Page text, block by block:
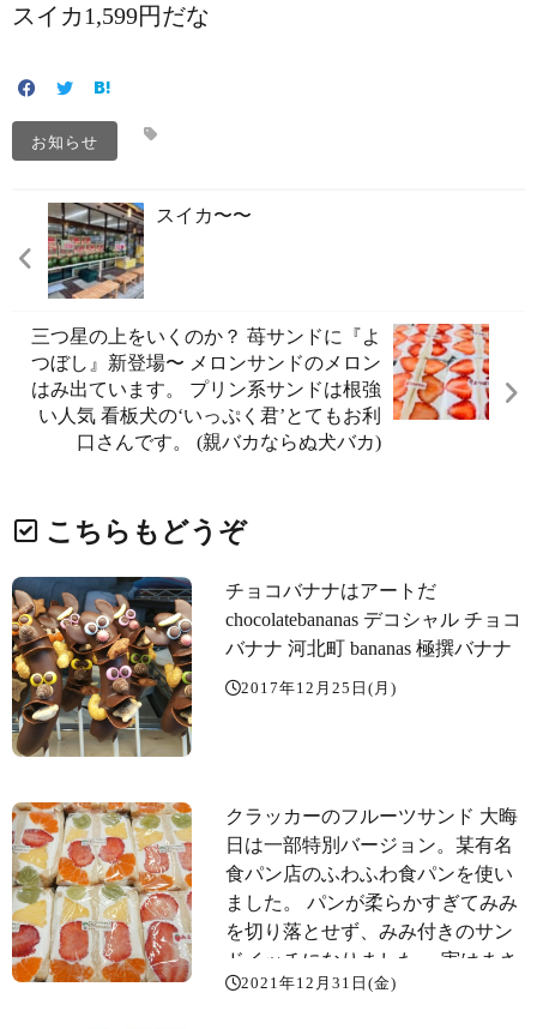
スイカ1,599円だな️
お知らせ
スイカ〜〜️
三つ星の上をいくのか？ 苺サンドに『よ
つぼし』新登場〜️ メロンサンドのメロン
はみ出ています。 プリン系サンドは根強
い人気️ 看板犬の‘いっぷく君’とてもお利
口さんです。 (親バカならぬ犬バカ)
こちらもどうぞ
チョコバナナはアートだ
chocolatebananas デコシャル チョコ
バナナ 河北町 bananas 極撰バナナ
2017年12月25日(月)
クラッカーのフルーツサンド 大晦
日は一部特別バージョン。某有名
食パン店のふわふわ食パンを使い
ました。 パンが柔らかすぎてみみ
を切り落とせず、みみ付きのサン
ドイッチになりました。 実はまさ
かまさかのFaxトラブル。Faxの内
2021年12月31日(金)